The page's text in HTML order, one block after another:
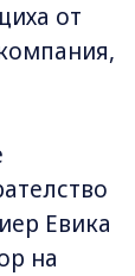
от
Евика
на